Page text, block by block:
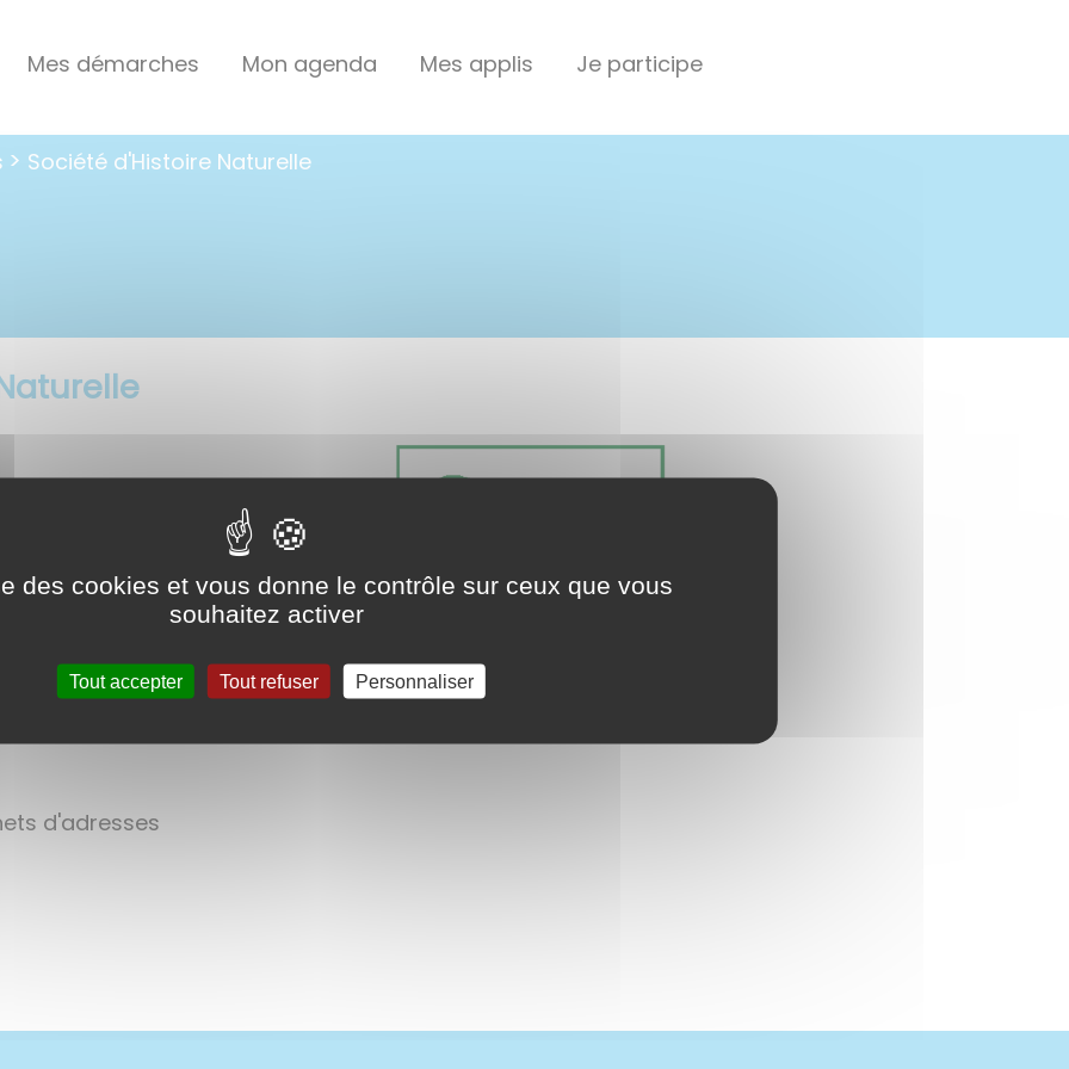
Mes démarches Mon agenda Mes applis Je participe
Société d'Histoire Naturelle
naturelles.
d'adresses
des cookies et vous donne le contrôle sur ceux que vous
souhaitez activer
Tout accepter Tout refuser Personnaliser